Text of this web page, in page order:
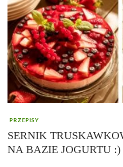
PRZEPISY
SERNIK
NA BAZIE JOGURTU :)